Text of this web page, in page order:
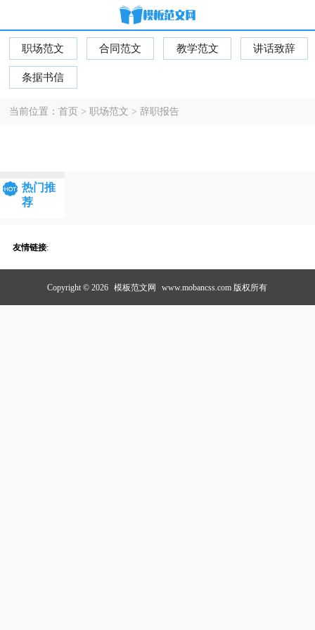
职场范文 合同范文 教学范文 讲话致辞
条据书信
当前位置：首页 >职场范文 >辞职报告
热门推
荐
友情链接:
Copyright © 2026 模板范文网 www.mobancss.com 版权所有